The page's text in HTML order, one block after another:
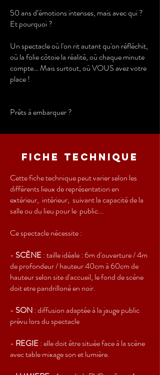
50 ans d’émotions intenses, mais avec qui ?
Et pourquoi ?
Un spectacle où l'on rit autant qu'on réfléchit,
où la folie côtoie la réalité, où chaque minute
compte… Mais surtout, où VOUS avez votre
place !
Prêts à embarquer ?
Fiche technique
Cette fiche technique peut varier selon les
différents lieux de représentation en
extérieur, intérieur, suivant la capacité de la
salle ou du lieu pour le public...
Ce spectacle nécessite :
- SCÈNE: taille idéale : 6m d'ouverture / 4m
de profondeur / hauteur 40cm à 60cm de
hauteur selon site d'accueil, le fond de scéne
doit etre pandrilloné en noir.
- SON: diffusion adaptée à la jauge public
prévu lors du spectacle
- REGIE: elle doit être située face à la scène
avec table mixage son et lumière.